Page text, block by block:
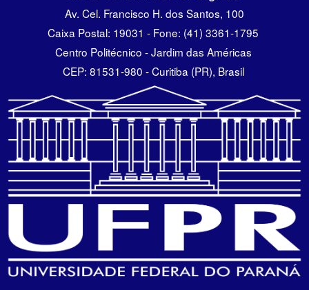
Av. Cel. Francisco H. dos Santos, 100
Caixa Postal: 19031 - Fone: (41) 3361-1795
Centro Politécnico - Jardim das Américas
CEP: 81531-980 - Curitiba (PR), Brasil